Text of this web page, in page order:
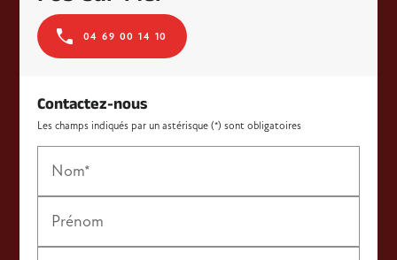
04 69 00 14 10
Contactez-nous
Les champs indiqués par un astérisque (*) sont obligatoires
Nom*
Prénom